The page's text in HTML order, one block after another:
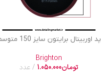
افزودن به سبد خرید
پد اوربیتال برایتون سایز 150 متوسط
Brighton
تومان1.050.000 عدد